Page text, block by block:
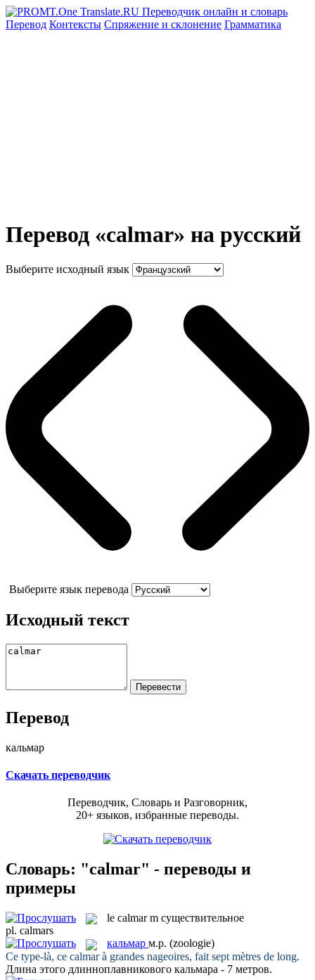
Перевод Контексты Спряжение и склонение Грамматика
Перевод «calmar» на русский
Выберите исходный язык
Выберите язык перевода
Исходный текст
Перевод
кальмар
Скачать переводчик
Переводчик, Словарь и Разговорник,
20+ языков, избранные переводы.
Словарь: "calmar" - переводы и
примеры
le calmar m существительное
pl. calmars
кальмар м.р. (zoologie)
Ce type-là, ce calmarà grandes nageoires, fait sept mètres de long.
Длина этого длинноплавникового кальмара - 7 метров.